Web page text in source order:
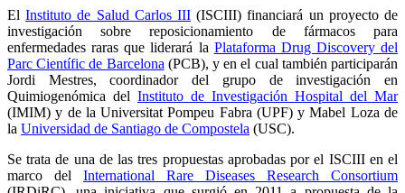
ElInstituto de Salud Carlos III (ISCIII) financiará un proyecto de
investigación sobre reposicionamiento de fármacos para
enfermedades raras que liderará la Plataforma Drug Discovery del
Parc Científic de Barcelona(PCB), y en el cual también participarán
Jordi Mestres, coordinador del grupo de investigación en
Quimiogenómica del Instituto de Investigación Hospital del Mar
(IMIM) y de la Universitat Pompeu Fabra (UPF) y Mabel Loza de
la Universidad de Santiago de Compostela (USC).
Se trata de una de las tres propuestas aprobadas por el ISCIII en el
marco del International Rare Diseases Research Consortium